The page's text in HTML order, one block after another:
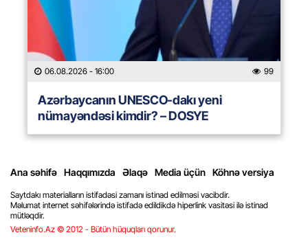
06.08.2026 - 16:00 99
Azərbaycanın UNESCO-dakı yeni
nümayəndəsi kimdir? – DOSYE
Ana səhifə Haqqımızda Əlaqə Media üçün Köhnə versiya
Saytdakı materialların istifadəsi zamanı istinad edilməsi vacibdir.
Məlumat internet səhifələrində istifadə edildikdə hiperlink vasitəsi ilə istinad
mütləqdir.
Veteninfo.Az © 2012 - Bütün hüquqları qorunur.